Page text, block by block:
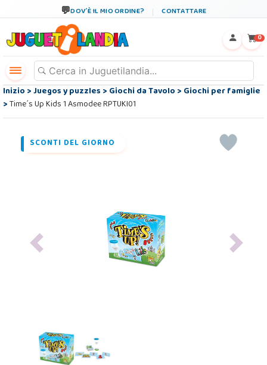
DOV´È IL MIO ORDINE? CONTATTARE
0
Inizio>Juegos y puzzles>Giochi da Tavolo>Giochi per famiglie
>Time´s Up Kids 1 Asmodee RPTUKI01
SCONTI DEL GIORNO
Previous Next